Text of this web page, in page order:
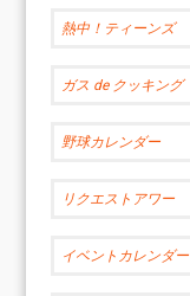
熱中！ティーンズ
ガス de クッキング
野球カレンダー
リクエストアワー
イベントカレンダー